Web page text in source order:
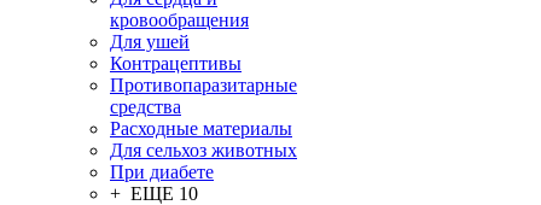
кровообращения
Для ушей
Контрацептивы
Противопаразитарные
средства
Расходные материалы
Для сельхоз животных
При диабете
+ ЕЩЕ 10